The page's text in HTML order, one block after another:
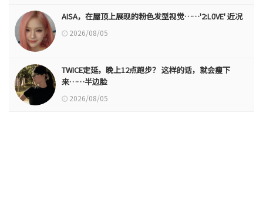
AISA，在屋顶上展现的粉色发型视觉……'2:L0VE' 近况
2026/08/05
TWICE定延，晚上12点跑步？ 这样的话，就会瘦下
来……半边脸
2026/08/05